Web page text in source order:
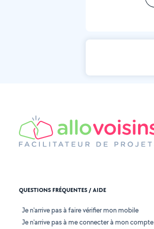
QUESTIONS FRÉQUENTES / AIDE
Je n'arrive pas à faire vérifier mon mobile
Je n'arrive pas à me connecter à mon compte